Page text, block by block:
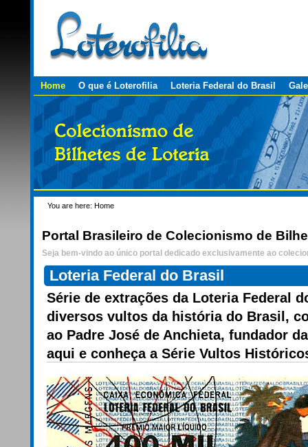
content.
Home O que é Loterofilia Loteria Federal do Brasil
You are here: Home
Portal Brasileiro de Colecionismo de
Seja bem-vindo ao único portal dedicado exclusivamente ao
Loteria Federal do Brasil
Série de extrações da Loteria Federal
diversos vultos da história do Brasil,
ao Padre José de Anchieta, fundador
aqui e conheça a Série Vultos